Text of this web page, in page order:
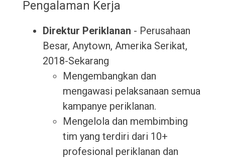
Pengalaman Kerja
Direktur Periklanan - Perusahaan
Besar, Anytown, Amerika Serikat,
2018-Sekarang
Mengembangkan dan
mengawasi pelaksanaan semua
kampanye periklanan.
Mengelola dan membimbing
tim yang terdiri dari 10+
profesional periklanan dan